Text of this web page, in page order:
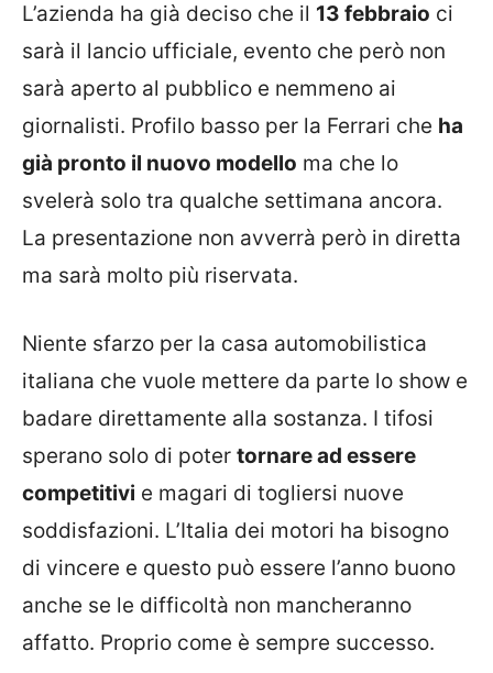
L’azienda ha già deciso che il 13 febbraio ci
sarà il lancio ufficiale, evento che però non
sarà aperto al pubblico e nemmeno ai
giornalisti. Profilo basso per la Ferrari che ha
già pronto il nuovo modello ma che lo
svelerà solo tra qualche settimana ancora.
La presentazione non avverrà però in diretta
ma sarà molto più riservata.
Niente sfarzo per la casa automobilistica
italiana che vuole mettere da parte lo show e
badare direttamente alla sostanza. I tifosi
sperano solo di poter tornare ad essere
competitivi e magari di togliersi nuove
soddisfazioni. L’Italia dei motori ha bisogno
di vincere e questo può essere l’anno buono
anche se le difficoltà non mancheranno
affatto. Proprio come è sempre successo.